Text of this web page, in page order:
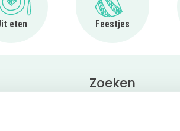
eten
Ga naar Uit eten
Feestjes
Ga naar Feestjes
Zoeken